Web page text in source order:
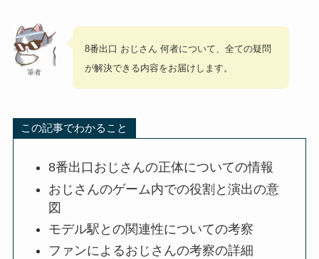
筆者
8番出口 おじさん 何者について、全ての疑問
が解決できる内容をお届けします。
この記事でわかること
8番出口おじさんの正体についての情報
おじさんのゲーム内での役割と演出の意
図
モデル駅との関連性についての考察
ファンによるおじさんの考察の詳細